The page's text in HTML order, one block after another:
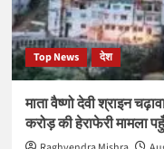
उत्पादों
पर
लगाई
रोक
Top News देश
माता वैष्णो देवी श्राइन
करोड़ की हेराफेरी मामला